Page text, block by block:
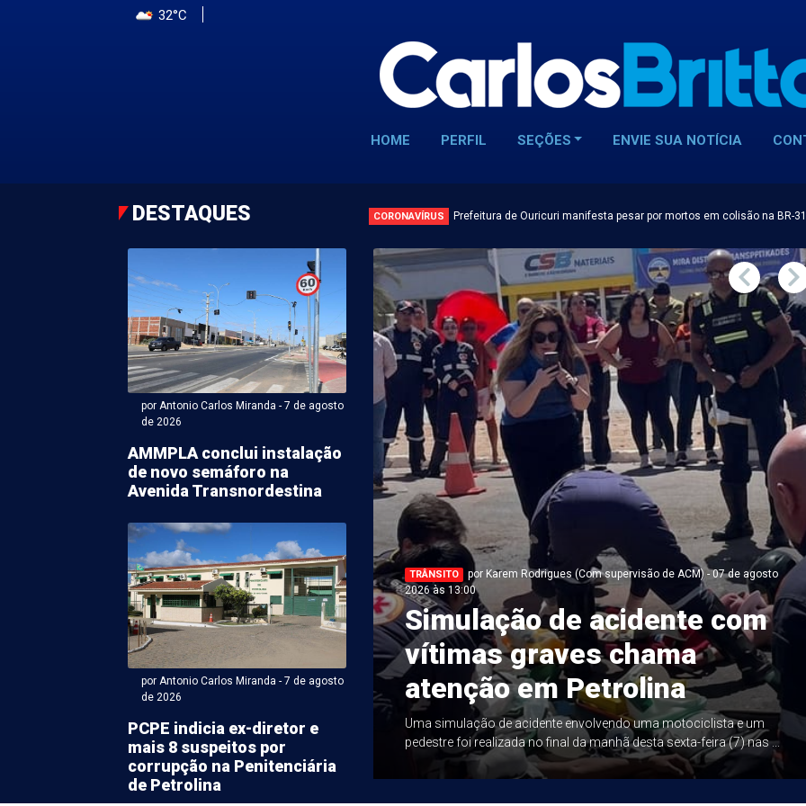
32°C
HOME PERFIL SEÇÕES ENVIE SUA NOTÍCIA
DESTAQUES CORONAVÍRUS Prefeitura de Ouricuri manifesta pesar por mortos em colisão na BR-
por Antonio Carlos Miranda - 7 de agosto
de 2026
AMMPLA conclui instalação
de novo semáforo na
Avenida Transnordestina
por Antonio Carlos Miranda - 7 de agosto
de 2026
PCPE indicia ex-diretor e
mais 8 suspeitos por
corrupção na Penitenciária
de Petrolina
Karem Rodrigues (Com supervisão de ACM) - 07 de agosto
na Avenida
Farias afeta
em 5 bairros
vazamento na Avenida Fernando Farias, em
sexta-feira (7), a Companhia Pernambucana de
TRÂNSITO
por Karem Rodrigues (Com supervisão de ACM) - 07 de agosto
2026 às 13:00
Simulação de acidente com
vítimas graves chama
atenção em Petrolina
Uma simulação de acidente envolvendo uma motociclista e um
pedestre foi realizada no final da manhã desta sexta-feira (7) nas ...